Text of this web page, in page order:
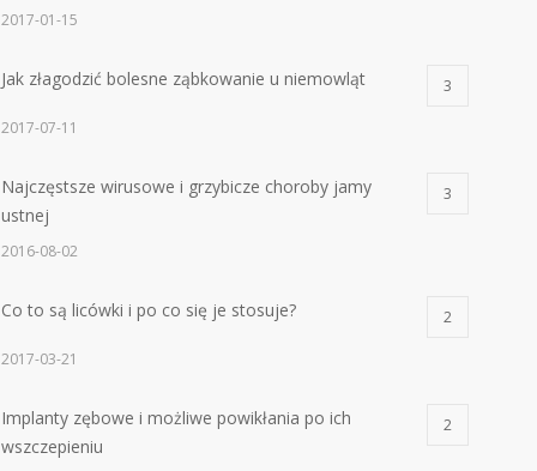
2017-01-15
Jak złagodzić bolesne ząbkowanie u niemowląt 3
2017-07-11
Najczęstsze wirusowe i grzybicze choroby jamy
ustnej
3
2016-08-02
Co to są licówki i po co się je stosuje? 2
2017-03-21
Implanty zębowe i możliwe powikłania po ich
wszczepieniu
2